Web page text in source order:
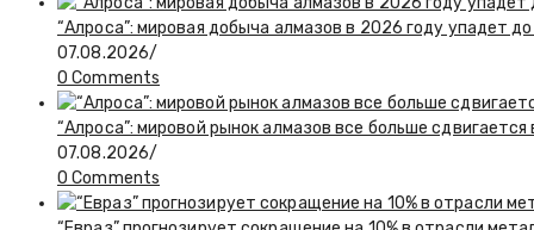
“Алроса”: мировая добыча алмазов в 2026 году упадет
07.08.2026/
0 Comments
“Алроса”: мировой рынок алмазов все больше
07.08.2026/
0 Comments